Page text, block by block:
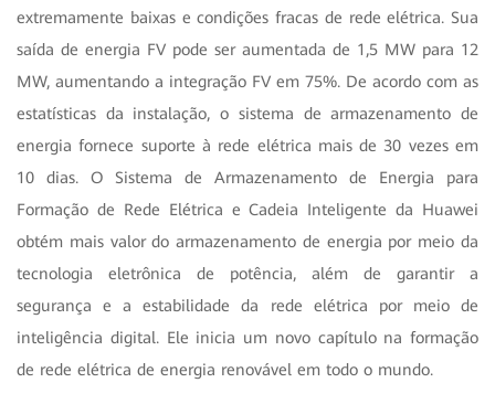
extremamente baixas e condições fracas de rede elétrica. Sua
saída de energia FV pode ser aumentada de 1,5 MW para 12
MW, aumentando a integração FV em 75%. De acordo com as
estatísticas da instalação, o sistema de armazenamento de
energia fornece suporte à rede elétrica mais de 30 vezes em
10 dias. O Sistema de Armazenamento de Energia para
Formação de Rede Elétrica e Cadeia Inteligente da Huawei
obtém mais valor do armazenamento de energia por meio da
tecnologia eletrônica de potência, além de garantir a
segurança e a estabilidade da rede elétrica por meio de
inteligência digital. Ele inicia um novo capítulo na formação
de rede elétrica de energia renovável em todo o mundo.